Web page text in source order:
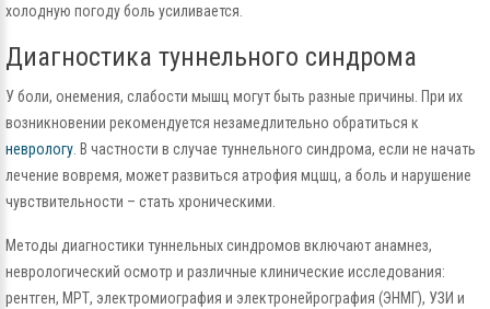
холодную погоду боль усиливается.
Диагностика туннельного синдрома
У боли, онемения, слабости мышц могут быть разные причины. При их
возникновении рекомендуется незамедлительно обратиться к
неврологу . В частности в случае туннельного синдрома, если не начать
лечение вовремя, может развиться атрофия мцшц, а боль и нарушение
чувствительности – стать хроническими.
Методы диагностики туннельных синдромов включают анамнез,
неврологический осмотр и различные клинические исследования:
рентген, МРТ, электромиография и электронейрография (ЭНМГ), УЗИ и